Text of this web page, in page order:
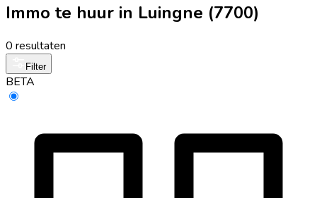
Immo te huur in Luingne (7700)
0 resultaten
Filter
BETA